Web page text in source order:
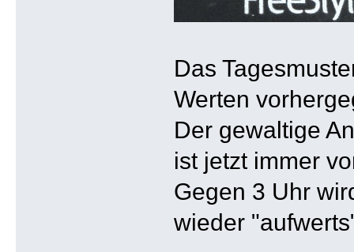
Das
Werten
Der gewaltige
ist jetzt immer
Gegen 3 Uhr
wieder